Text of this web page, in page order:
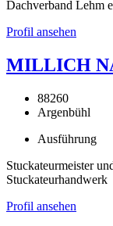
Dachverband Lehm
Profil ansehen
MILLICH
88260
Argenbühl
Ausführung
Stuckateurmeister
Stuckateurhandwerk
Profil ansehen